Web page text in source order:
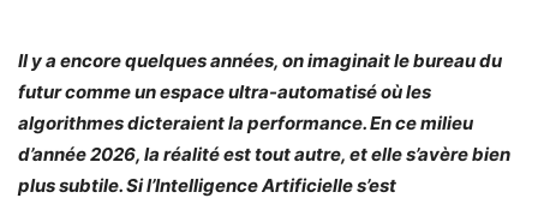
Il y a encore quelques années, on imaginait le bureau du
futur comme un espace ultra-automatisé où les
algorithmes dicteraient la performance. En ce milieu
d’année 2026, la réalité est tout autre, et elle s’avère bien
plus subtile. Si l’Intelligence Artificielle s’est